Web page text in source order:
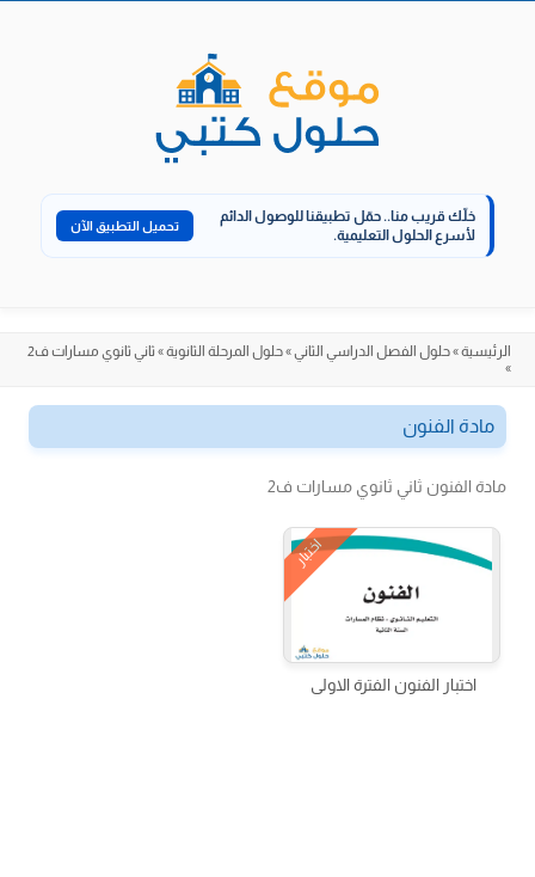
خلّك قريب منا.. حمّل تطبيقنا للوصول الدائم
لأسرع الحلول التعليمية.
تحميل التطبيق الآن
الرئيسية»حلول الفصل الدراسي الثاني»حلول المرحلة الثانوية» ثاني ثانوي مسارات ف2
»
مادة الفنون
مادة الفنون ثاني ثانوي مسارات ف2
اختبار
اختبار الفنون الفترة الاولى